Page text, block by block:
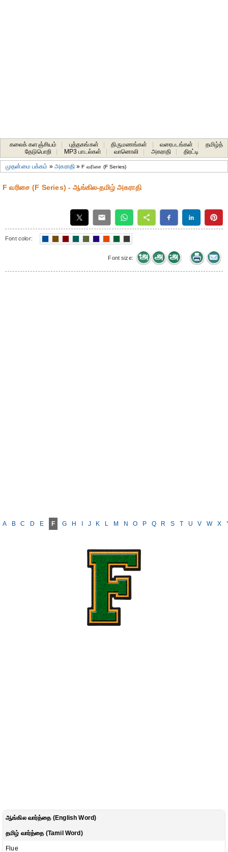
கலைக் களஞ்சியம் புத்தகங்கள் திருமணங்கள் வரைபடங்கள்
தமிழ்த்
தேடுபொறி
MP3 பாடல்கள் வானொலி அகராதி திரட்டி
முதன்மை பக்கம் »அகராதி»F வரிசை (F Series)
F வரிசை (F Series) - ஆங்கில-தமிழ் அகராதி
Font color:
Font size:
A B C D E F G H J K L M N O P Q R S T U V W X
ஆங்கில வார்த்தை (English Word)
தமிழ் வார்த்தை (Tamil Word)
Flue